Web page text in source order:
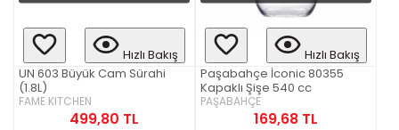
Hızlı Bakış
UN 603 Büyük Cam Sürahi
(1.8L)
FAME KITCHEN
499,80 TL
Hızlı Bakış
Paşabahçe İconic 80355
Kapaklı Şişe 540 cc
PAŞABAHÇE
169,68 TL